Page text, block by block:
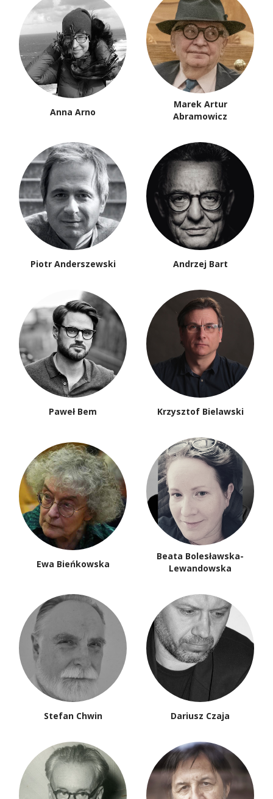
Anna Arno
Marek Artur
Abramowicz
Piotr Anderszewski Andrzej Bart
Paweł Bem Krzysztof Bielawski
Ewa Bieńkowska
Beata Bolesławska-
Lewandowska
Stefan Chwin Dariusz Czaja